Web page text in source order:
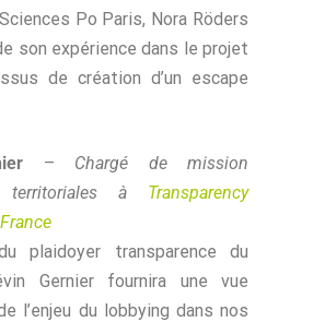
Po Paris, Nora Röders
son expérience dans le projet
de création d’un escape
– Chargé de mission
territoriales à Transparency
plaidoyer transparence du
Gernier fournira une vue
l’enjeu du lobbying dans nos